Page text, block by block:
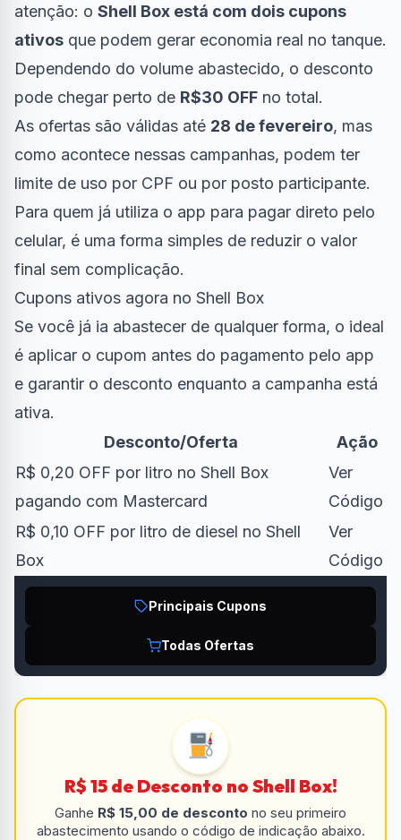
atenção: o Shell Box está com dois cupons
ativos que podem gerar economia real no tanque.
Dependendo do volume abastecido, o desconto
pode chegar perto de R$30 OFF no total.
As ofertas são válidas até 28 de fevereiro, mas
como acontece nessas campanhas, podem ter
limite de uso por CPF ou por posto participante.
Para quem já utiliza o app para pagar direto pelo
celular, é uma forma simples de reduzir o valor
final sem complicação.
Cupons ativos agora no Shell Box
Se você já ia abastecer de qualquer forma, o ideal
é aplicar o cupom antes do pagamento pelo app
e garantir o desconto enquanto a campanha está
ativa.
Desconto/Oferta
Ação
R$ 0,20 OFF por litro no Shell Box
pagando com Mastercard
Ver
Código
R$ 0,10 OFF por litro de diesel no Shell
Box
Ver
Código
Principais Cupons
Todas Ofertas
R$ 15 de Desconto no Shell Box!
Ganhe R$ 15,00 de desconto no seu primeiro
abastecimento usando o código de indicação abaixo.